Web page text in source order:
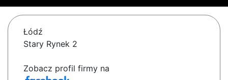
Łódź
Stary Rynek 2
Zobacz profil firmy na